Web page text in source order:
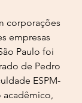
corporações
empresas
Paulo foi
de Pedro
ESPM-
acadêmico,